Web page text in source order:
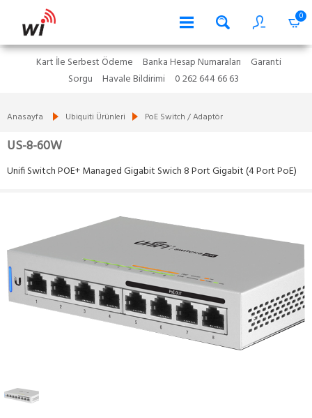
0
Kart İle Serbest Ödeme Banka Hesap Numaraları
Garanti
Sorgu
Havale Bildirimi 0 262 644 66 63
Anasayfa Ubiquiti Ürünleri PoE Switch / Adaptör
US-8-60W
Unifi Switch POE+ Managed Gigabit Swich 8 Port Gigabit (4 Port PoE)